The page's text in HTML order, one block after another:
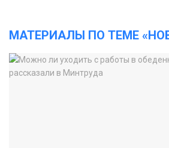
МАТЕРИАЛЫ ПО ТЕМЕ